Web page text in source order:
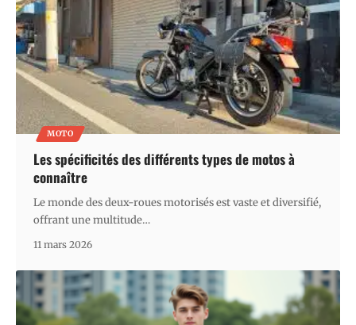
MOTO
Les spécificités des différents types de motos à
connaître
Le monde des deux-roues motorisés est vaste et diversifié,
offrant une multitude…
11 mars 2026